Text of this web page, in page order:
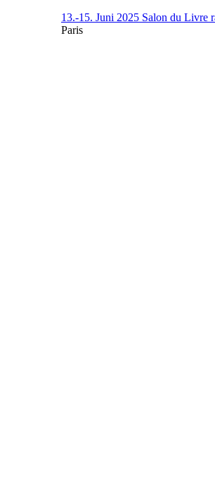
13.-15. Juni 2025 Salon du Livre
Paris